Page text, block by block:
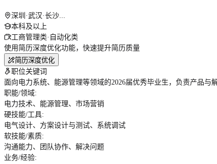
深圳·武汉·长沙...
本科及以上
工商管理类·自动化类
使用简历深度优化功能，快速提升简历质量
简历深度优化
职位关键词
面向电力系统、能源管理等领域的2026届优秀毕业生，负责产品
职能/领域:
电力技术、能源管理、市场营销
硬技能/工具:
电气设计、方案设计与测试、系统调试
软技能/素质:
沟通能力、团队协作、解决问题
业务/经验: